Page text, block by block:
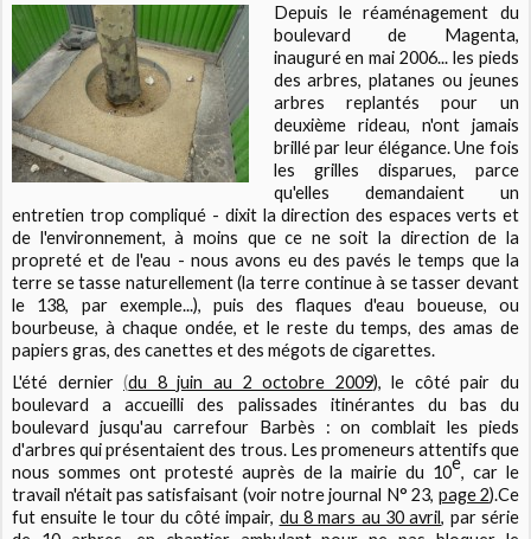
Depuis le réaménagement du
boulevard de Magenta,
inauguré en mai 2006... les pieds
des arbres, platanes ou jeunes
arbres replantés pour un
deuxième rideau, n'ont jamais
brillé par leur élégance. Une fois
les grilles disparues, parce
qu'elles demandaient un
entretien trop compliqué - dixit la direction des espaces verts et
de l'environnement, à moins que ce ne soit la direction de la
propreté et de l'eau - nous avons eu des pavés le temps que la
terre se tasse naturellement (la terre continue à se tasser devant
le 138, par exemple...), puis des flaques d'eau boueuse, ou
bourbeuse, à chaque ondée, et le reste du temps, des amas de
papiers gras, des canettes et des mégots de cigarettes.
L'été dernier(du 8 juin au 2 octobre 2009), le côté pair du
boulevard a accueilli des palissades itinérantes du bas du
boulevard jusqu'au carrefour Barbès : on comblait les pieds
d'arbres qui présentaient des trous. Les promeneurs attentifs que
nous sommes ont protesté auprès de la mairie du 10e, car le
travail n'était pas satisfaisant (voir notre journal N° 23, page 2).Ce
fut ensuite le tour du côté impair, du 8 mars au 30 avril, par série